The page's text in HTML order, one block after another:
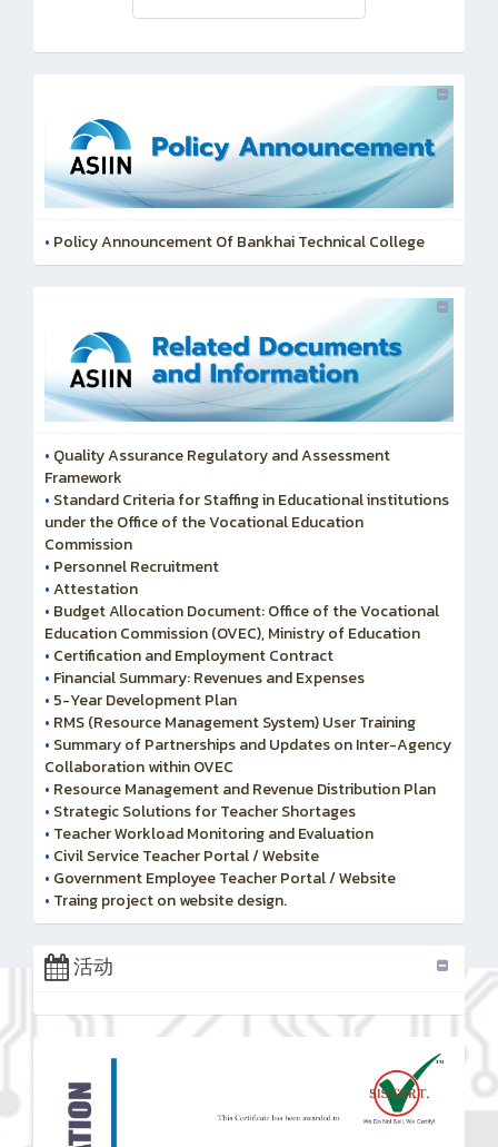
• Policy Announcement Of Bankhai Technical College
• Quality Assurance Regulatory and Assessment
Framework
• Standard Criteria for Staffing in Educational institutions
under the Office of the Vocational Education
Commission
• Personnel Recruitment
•Attestation
• Budget Allocation Document: Office of the Vocational
Education Commission (OVEC), Ministry of Education
• Certification and Employment Contract
• Financial Summary: Revenues and Expenses
• 5-Year Development Plan
• RMS (Resource Management System) User Training
• Summary of Partnerships and Updates on Inter-Agency
Collaboration within OVEC
• Resource Management and Revenue Distribution Plan
• Strategic Solutions for Teacher Shortages
• Teacher Workload Monitoring and Evaluation
• Civil Service Teacher Portal / Website
• Government Employee Teacher Portal / Website
• Traing project on website design.
活动